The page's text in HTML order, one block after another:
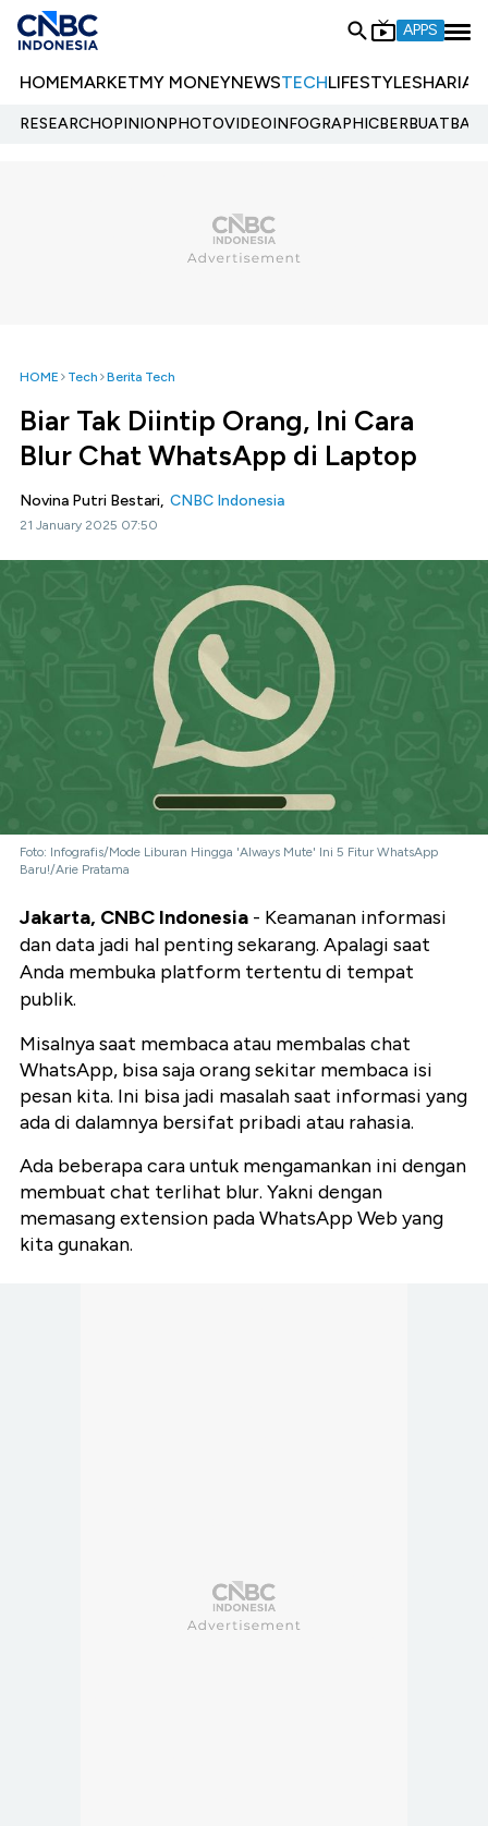
APPS
HOMEMARKETMY MONEYNEWSTECHLIFESTYLESHARIA
RESEARCHOPINIONPHOTOVIDEOINFOGRAPHIC
HOME Tech Berita Tech
Biar Tak Diintip Orang, Ini Cara
Blur Chat WhatsApp di Laptop
Novina Putri Bestari, CNBC Indonesia
21 January 2025 07:50
Foto: Infografis/Mode Liburan Hingga 'Always Mute' Ini 5 Fitur WhatsApp
Baru!/Arie Pratama
Jakarta, CNBC Indonesia - Keamanan informasi
dan data jadi hal penting sekarang. Apalagi saat
Anda membuka platform tertentu di tempat
publik.
Misalnya saat membaca atau membalas chat
WhatsApp, bisa saja orang sekitar membaca isi
pesan kita. Ini bisa jadi masalah saat informasi yang
ada di dalamnya bersifat pribadi atau rahasia.
Ada beberapa cara untuk mengamankan ini dengan
membuat chat terlihat blur. Yakni dengan
memasang extension pada WhatsApp Web yang
kita gunakan.